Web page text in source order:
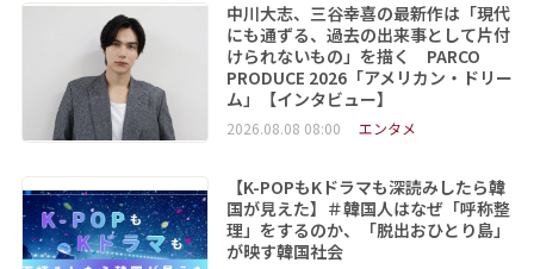
中川大志、三谷幸喜の最新作は「現代
にも通ずる、過去の出来事として片付
けられないもの」を描く PARCO
PRODUCE 2026「アメリカン・ドリー
ム」【インタビュー】
2026.08.08 08:00 エンタメ
【K-POPもKドラマも深読みしたら韓
国が見えた】＃韓国人はなぜ「呼称整
理」をするのか、「脱出おひとり島」
が映す韓国社会